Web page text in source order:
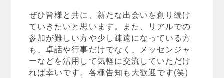
ぜひ皆様と共に、新たな出会いを創り続け
ていきたいと思います。また、リアルでの
参加が難しい方や少し疎遠になっている方
も、卓話や行事だけでなく、メッセンジャ
ーなどを活用して気軽に交流していただけ
れば幸いです。各種告知も大歓迎です(笑)